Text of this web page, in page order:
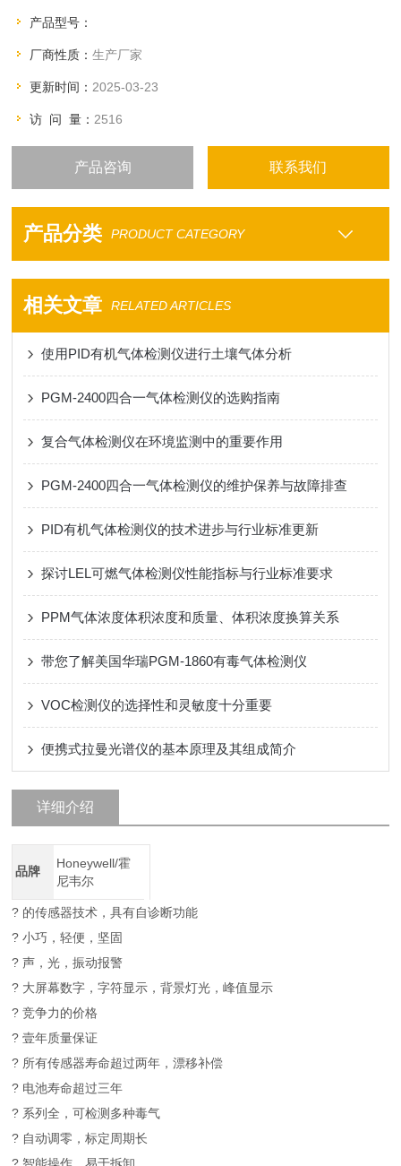
产品型号：
厂商性质：生产厂家
更新时间： 2025-03-23
访 问 量： 2516
产品咨询 联系我们
产品分类 PRODUCT CATEGORY
相关文章 RELATED ARTICLES
使用PID有机气体检测仪进行土壤气体分析
PGM-2400四合一气体检测仪的选购指南
复合气体检测仪在环境监测中的重要作用
PGM-2400四合一气体检测仪的维护保养与故障排查
PID有机气体检测仪的技术进步与行业标准更新
探讨LEL可燃气体检测仪性能指标与行业标准要求
PPM气体浓度体积浓度和质量、体积浓度换算关系
带您了解美国华瑞PGM-1860有毒气体检测仪
VOC检测仪的选择性和灵敏度十分重要
便携式拉曼光谱仪的基本原理及其组成简介
详细介绍
品牌
Honeywell/霍
尼韦尔
? 的传感器技术，具有自诊断功能
? 小巧，轻便，坚固
? 声，光，振动报警
? 大屏幕数字，字符显示，背景灯光，峰值显示
? 竞争力的价格
? 壹年质量保证
? 所有传感器寿命超过两年，漂移补偿
? 电池寿命超过三年
? 系列全，可检测多种毒气
? 自动调零，标定周期长